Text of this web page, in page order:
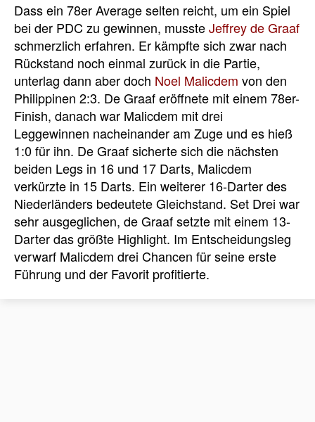
Dass ein 78er Average selten reicht, um ein Spiel
bei der PDC zu gewinnen, mussteJeffrey de Graaf
schmerzlich erfahren. Er kämpfte sich zwar nach
Rückstand noch einmal zurück in die Partie,
unterlag dann aber doch Noel Malicdem von den
Philippinen 2:3. De Graaf eröffnete mit einem 78er-
Finish, danach war Malicdem mit drei
Leggewinnen nacheinander am Zuge und es hieß
1:0 für ihn. De Graaf sicherte sich die nächsten
beiden Legs in 16 und 17 Darts, Malicdem
verkürzte in 15 Darts. Ein weiterer 16-Darter des
Niederländers bedeutete Gleichstand. Set Drei war
sehr ausgeglichen, de Graaf setzte mit einem 13-
Darter das größte Highlight. Im Entscheidungsleg
verwarf Malicdem drei Chancen für seine erste
Führung und der Favorit profitierte.